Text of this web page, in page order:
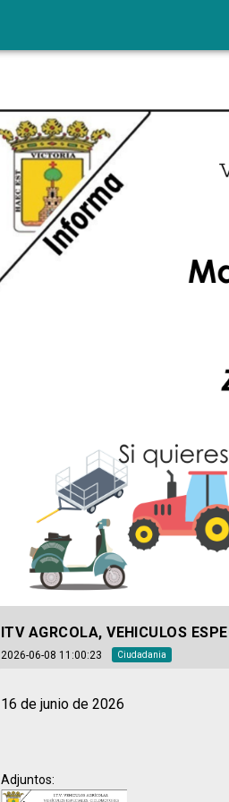
ITV AGRCOLA, VEHICULOS
2026-06-08 11:00:23 Ciudadania
16 de junio de 2026
Adjuntos: